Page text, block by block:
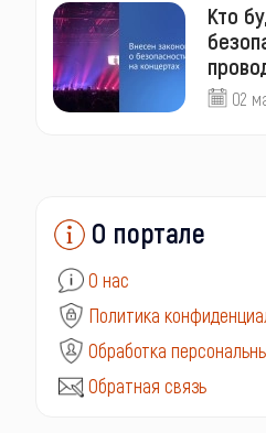
Кто
02
О портале
О нас
Политика
Обработка
Обратная связь